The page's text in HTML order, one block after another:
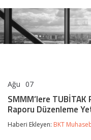
Ağu 07
TUBİTAK
Proje
Harcamaları
Raporu
SMMM’lere
Raporu Düzenleme
Haberi Ekleyen: BKT